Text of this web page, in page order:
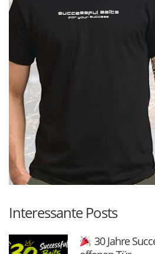
Interessante Posts
30 Jahre